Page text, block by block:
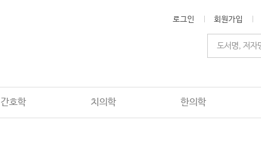
로그인 회원가입
간호학 치의학 한의학